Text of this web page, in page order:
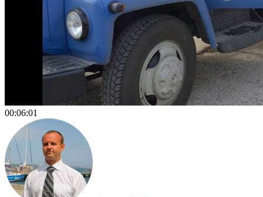
00:06:01